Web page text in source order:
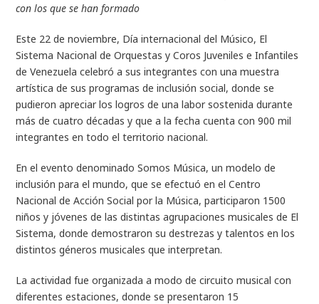
con los que se han formado
Este 22 de noviembre, Día internacional del Músico, El
Sistema Nacional de Orquestas y Coros Juveniles e Infantiles
de Venezuela celebró a sus integrantes con una muestra
artística de sus programas de inclusión social, donde se
pudieron apreciar los logros de una labor sostenida durante
más de cuatro décadas y que a la fecha cuenta con 900 mil
integrantes en todo el territorio nacional.
En el evento denominado Somos Música, un modelo de
inclusión para el mundo, que se efectuó en el Centro
Nacional de Acción Social por la Música, participaron 1500
niños y jóvenes de las distintas agrupaciones musicales de El
Sistema, donde demostraron su destrezas y talentos en los
distintos géneros musicales que interpretan.
La actividad fue organizada a modo de circuito musical con
diferentes estaciones, donde se presentaron 15